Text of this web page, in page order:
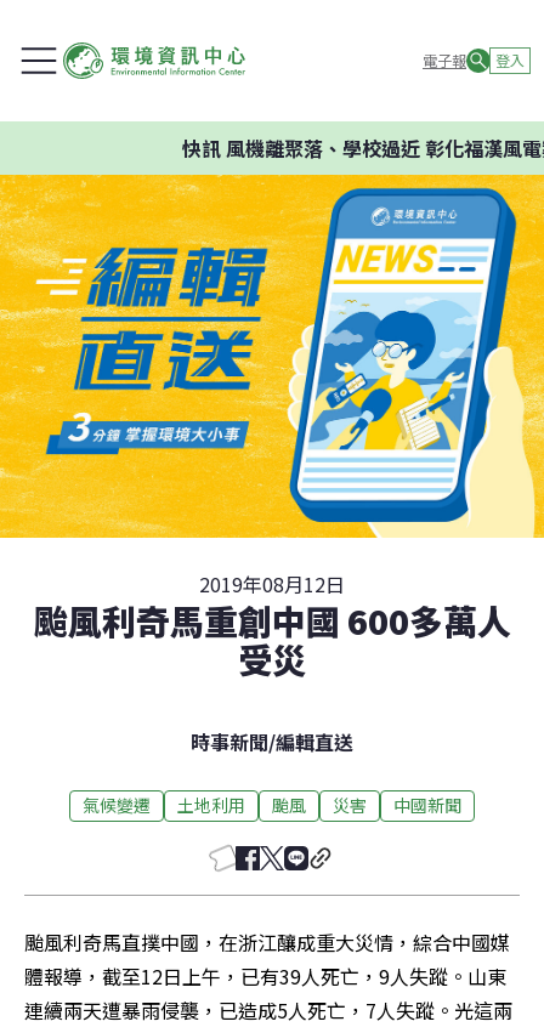
電子報 登入
快訊風機離聚落、學校過近 彰化福漢風電
2019年08月12日
颱風利奇馬重創中國 600多萬人
受災
時事新聞/編輯直送
氣候變遷 土地利用 颱風 災害 中國新聞
颱風利奇馬直撲中國，在浙江釀成重大災情，綜合中國媒
體報導，截至12日上午，已有39人死亡，9人失蹤。山東
連續兩天遭暴雨侵襲，已造成5人死亡，7人失蹤。光這兩